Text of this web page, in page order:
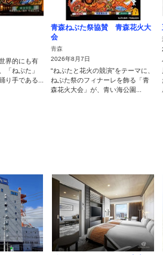
界的にも有
「ねぶた」
り手である...
青森ねぶた祭協賛 青森花火大
会
青森
2026年8月7日
“ねぶたと花火の競演”をテーマに、
ねぶた祭のフィナーレを飾る「青
森花火大会」が、青い海公園...